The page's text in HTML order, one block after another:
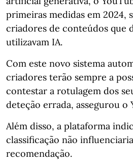
primeiras medidas em 2024,
criadores de conteúdos que
utilizavam IA.
Com este novo sistema
criadores terão sempre a
contestar a rotulagem dos
deteção errada, assegurou o
Além disso, a plataforma
classificação não
recomendação.